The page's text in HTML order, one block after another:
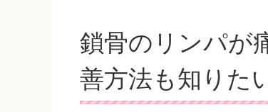
鎖骨のリンパが
善方法も知りた